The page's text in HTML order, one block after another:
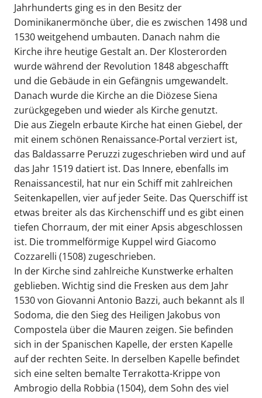
Jahrhunderts ging es in den Besitz der
Dominikanermönche über, die es zwischen 1498 und
1530 weitgehend umbauten. Danach nahm die
Kirche ihre heutige Gestalt an. Der Klosterorden
wurde während der Revolution 1848 abgeschafft
und die Gebäude in ein Gefängnis umgewandelt.
Danach wurde die Kirche an die Diözese Siena
zurückgegeben und wieder als Kirche genutzt.
Die aus Ziegeln erbaute Kirche hat einen Giebel, der
mit einem schönen Renaissance-Portal verziert ist,
das Baldassarre Peruzzi zugeschrieben wird und auf
das Jahr 1519 datiert ist. Das Innere, ebenfalls im
Renaissancestil, hat nur ein Schiff mit zahlreichen
Seitenkapellen, vier auf jeder Seite. Das Querschiff ist
etwas breiter als das Kirchenschiff und es gibt einen
tiefen Chorraum, der mit einer Apsis abgeschlossen
ist. Die trommelförmige Kuppel wird Giacomo
Cozzarelli (1508) zugeschrieben.
In der Kirche sind zahlreiche Kunstwerke erhalten
geblieben. Wichtig sind die Fresken aus dem Jahr
1530 von Giovanni Antonio Bazzi, auch bekannt als Il
Sodoma, die den Sieg des Heiligen Jakobus von
Compostela über die Mauren zeigen. Sie befinden
sich in der Spanischen Kapelle, der ersten Kapelle
auf der rechten Seite. In derselben Kapelle befindet
sich eine selten bemalte Terrakotta-Krippe von
Ambrogio della Robbia (1504), dem Sohn des viel